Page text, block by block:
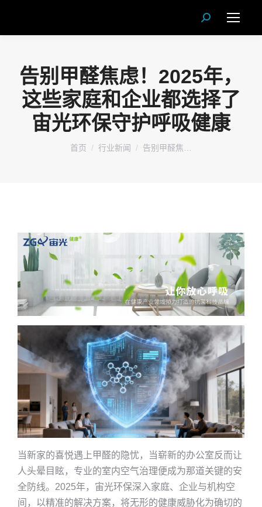
Search:
告别甲醛焦虑！2025年，
这些家庭和企业都选择了
宙光环保守护呼吸健康
您在这里：
首页 行业新闻 告别甲醛焦…
当新家的喜悦遇上甲醛的隐忧，当崭新的办公室反而让
人头晕目眩，专业的室内空气治理便成为那道关键的安
全防线。2025年，宙光环保深入家庭、企业与机构空
间，以精准的解决方案，将无形的健康威胁化为确切的